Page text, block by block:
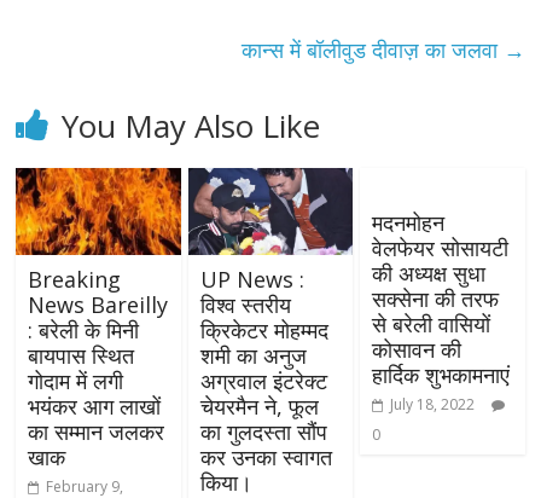
कान्स में बॉलीवुड दीवाज़ का जलवा →
You May Also Like
Breaking
News Bareilly
: बरेली के मिनी
बायपास स्थित
गोदाम में लगी
भयंकर आग लाखों
का सम्मान जलकर
खाक
February 9,
UP News :
विश्व स्तरीय
क्रिकेटर मोहम्मद
शमी का अनुज
अग्रवाल इंटरेक्ट
चेयरमैन ने, फूल
का गुलदस्ता सौंप
कर उनका स्वागत
किया।
मदनमोहन
वेलफेयर सोसायटी
की अध्यक्ष सुधा
सक्सेना की तरफ
से बरेली वासियों
कोसावन की
हार्दिक शुभकामनाएं
July 18, 2022
0